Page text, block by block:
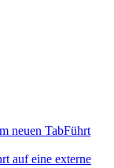
neuen TabFührt
auf eine externe